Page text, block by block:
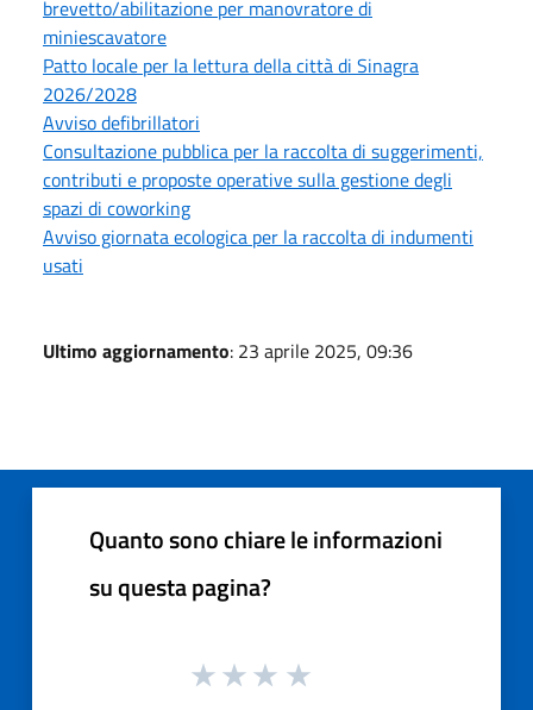
brevetto/abilitazione per manovratore di
miniescavatore
Patto locale per la lettura della città di Sinagra
2026/2028
Avviso defibrillatori
Consultazione pubblica per la raccolta di suggerimenti,
contributi e proposte operative sulla gestione degli
spazi di coworking
Avviso giornata ecologica per la raccolta di indumenti
usati
Ultimo aggiornamento: 23 aprile 2025, 09:36
Quanto sono chiare le informazioni
su questa pagina?